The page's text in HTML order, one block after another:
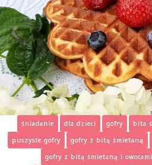
śniadanie dla dzieci gofry bita
puszyste gofry
gofry z bitą śmietaną
gofry z bitą śmietaną i owocami